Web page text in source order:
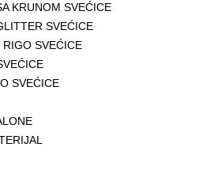
KRUNOM SVEĆICE
SVEĆICE
RIGO SVEĆICE
SVEĆICE